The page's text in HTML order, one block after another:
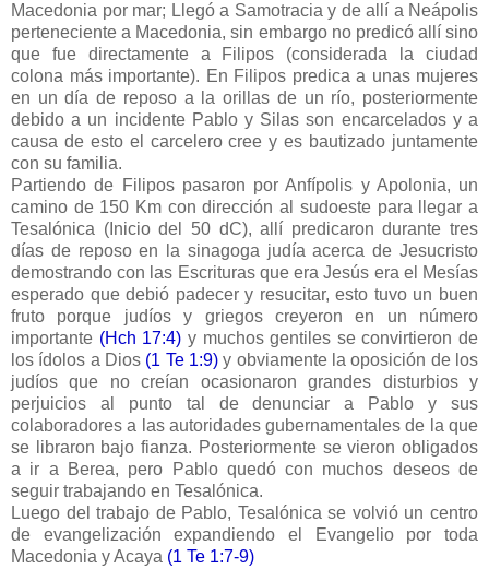
Macedonia por mar; Llegó a Samotracia y de allí a Neápolis
perteneciente a Macedonia, sin embargo no predicó allí sino
que fue directamente a Filipos (considerada la ciudad
colona más importante). En Filipos predica a unas mujeres
en un día de reposo a la orillas de un río, posteriormente
debido a un incidente Pablo y Silas son encarcelados y a
causa de esto el carcelero cree y es bautizado juntamente
con su familia.
Partiendo de Filipos pasaron por Anfípolis y Apolonia, un
camino de 150 Km con dirección al sudoeste para llegar a
Tesalónica (Inicio del 50 dC), allí predicaron durante tres
días de reposo en la sinagoga judía acerca de Jesucristo
demostrando con las Escrituras que era Jesús era el Mesías
esperado que debió padecer y resucitar, esto tuvo un buen
fruto porque judíos y griegos creyeron en un número
importante (Hch 17:4) y muchos gentiles se convirtieron de
los ídolos a Dios (1 Te 1:9) y obviamente la oposición de los
judíos que no creían ocasionaron grandes disturbios y
perjuicios al punto tal de denunciar a Pablo y sus
colaboradores a las autoridades gubernamentales de la que
se libraron bajo fianza. Posteriormente se vieron obligados
a ir a Berea, pero Pablo quedó con muchos deseos de
seguir trabajando en Tesalónica.
Luego del trabajo de Pablo, Tesalónica se volvió un centro
de evangelización expandiendo el Evangelio por toda
Macedonia y Acaya (1 Te 1:7-9)